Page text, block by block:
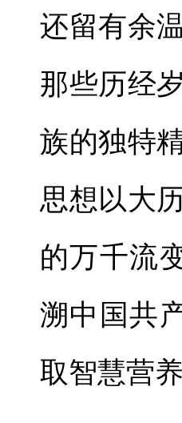
还留有余
那些历经
族的独特
思想以大
的万千流
溯中国共
取智慧营